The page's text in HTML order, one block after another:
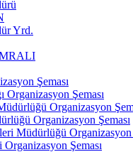
Yrd.
Şeması
Organizasyon Şeması
Organizasyon
Organizasyon Şeması
Müdürlüğü Organizasyon
Şeması